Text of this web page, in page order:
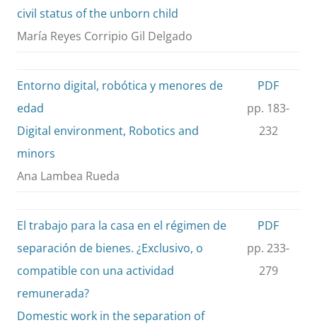
civil status of the unborn child
María Reyes Corripio Gil Delgado
Entorno digital, robótica y menores de
edad
Digital environment, Robotics and
minors
Ana Lambea Rueda
PDF
pp. 183-
232
El trabajo para la casa en el régimen de
separación de bienes. ¿Exclusivo, o
compatible con una actividad
remunerada?
Domestic work in the separation of
PDF
pp. 233-
279